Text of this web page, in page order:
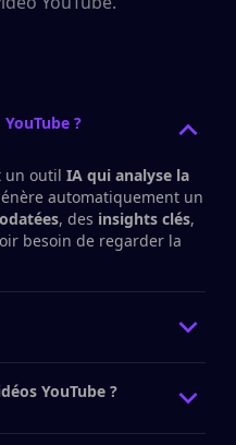
?
un outil IA qui analyse la
automatiquement un
, des insights clés,
besoin de regarder la
YouTube ?